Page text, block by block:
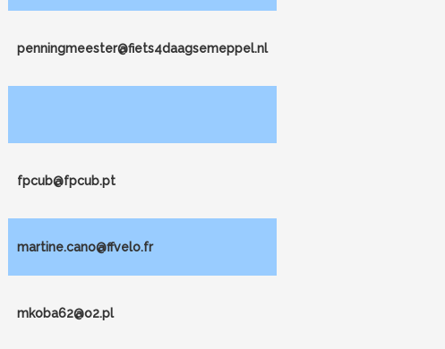
penningmeester@fiets4daagsemeppel.nl
fpcub@fpcub.pt
martine.cano@ffvelo.fr
mkoba62@o2.pl